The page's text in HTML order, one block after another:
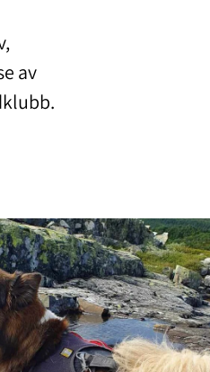
av